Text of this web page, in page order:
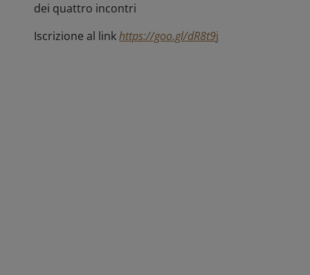
dei quattro incontri
Iscrizione al linkhttps://goo.gl/dR8t9j